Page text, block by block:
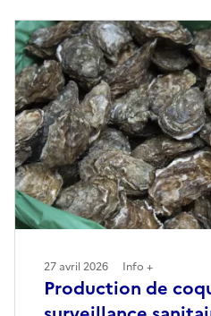
Production de
27 avril 2026 Info +